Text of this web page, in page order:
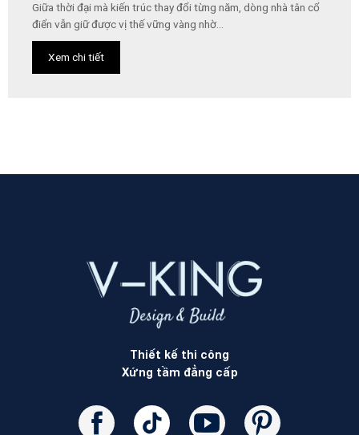
Giữa thời đại mà kiến trúc thay đổi từng năm, dòng nhà tân cổ
điển vẫn giữ được vị thế vững vàng nhờ...
Xem chi tiết
Thiết kế thi công
Xứng tầm đẳng cấp